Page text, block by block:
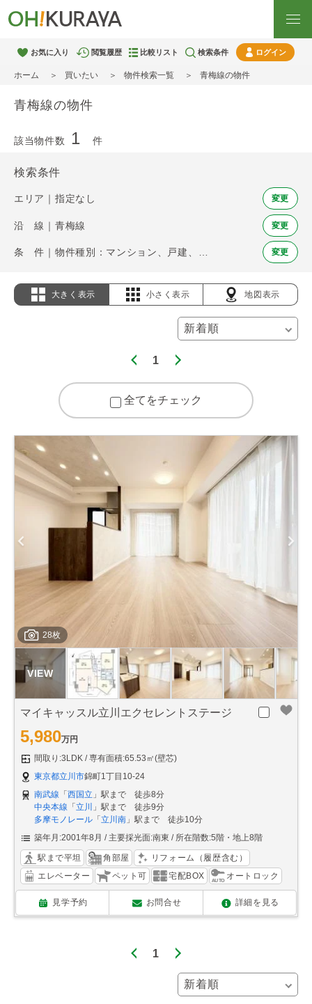
お気に入り 閲覧履歴 比較リスト 検索条件 ログイン
ホーム 買いたい 物件検索一覧 青梅線の物件
青梅線の物件
該当物件数 1 件
検索条件
エリア｜指定なし 変更
沿 線｜青梅線 変更
変更
大きく表示 小さく表示 地図表示
1
全てをチェック
28枚
マイキャッスル立川エクセレントステージ
5,980万円
間取り:3LDK
専有面積:65.53㎡(壁芯)
東京都立川市錦町1丁目10-24
南武線 「 西国立 」駅まで 徒歩8分
中央本線 「 立川
」駅まで 徒歩9分
多摩モノレール 「 立川南 」駅まで 徒歩10分
築年月:2001年8月
主要採光面:南東 所在階数:5階・地上8階
駅まで平坦 角部屋
リフォーム（履歴含む）
エレベーター
ペット可 宅配BOX オートロック
見学予約 お問合せ 詳細を見る
1